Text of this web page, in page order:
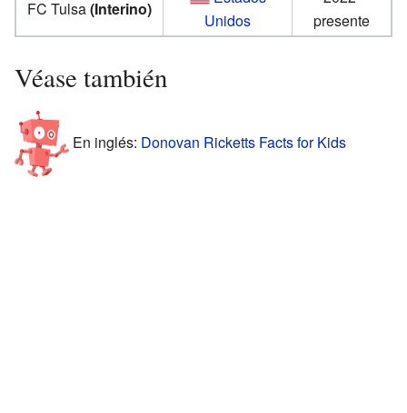
FC Tulsa(Interino)
Unidos
presente
Véase también
En inglés: Donovan Ricketts Facts for Kids